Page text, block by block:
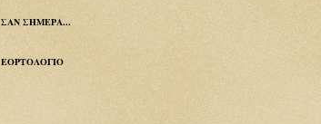
ΣΑΝ ΣΗΜΕΡΑ...
ΕΟΡΤΟΛΟΓΙΟ